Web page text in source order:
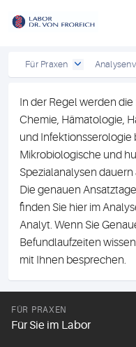
Für Praxen
In der Regel werden
Chemie, Hämatologie,
und Infektionsserologie
Mikrobiologische und
Spezialanalysen
Die genauen
finden Sie hier im
Analyt. Wenn Sie
Befundlaufzeiten
mit Ihnen besprechen.
FÜR PRAXEN
Für Sie im Labor